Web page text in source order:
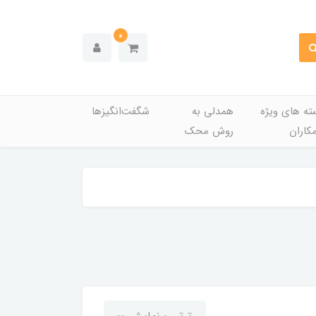
0
های ویژه
همدلی به
روش محک
شگفت‌انگیزها